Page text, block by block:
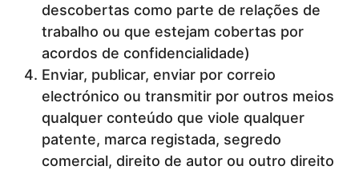
descobertas como parte de relações de
trabalho ou que estejam cobertas por
acordos de confidencialidade)
Enviar, publicar, enviar por correio
electrónico ou transmitir por outros meios
qualquer conteúdo que viole qualquer
patente, marca registada, segredo
comercial, direito de autor ou outro direito